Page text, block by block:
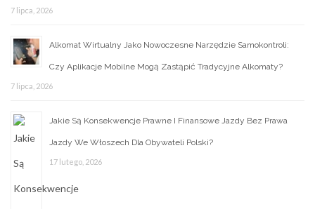
7 lipca, 2026
Alkomat Wirtualny Jako Nowoczesne Narzędzie Samokontroli:
Czy Aplikacje Mobilne Mogą Zastąpić Tradycyjne Alkomaty?
7 lipca, 2026
Jakie Są Konsekwencje Prawne I Finansowe Jazdy Bez Prawa
Jazdy We Włoszech Dla Obywateli Polski?
17 lutego, 2026